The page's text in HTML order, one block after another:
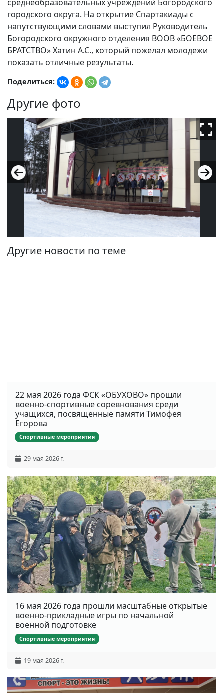
среднеобразовательных учреждений Богородского
городского округа. На открытие Спартакиады с
напутствующими словами выступил Руководитель
Богородского окружного отделения ВООВ «БОЕВОЕ
БРАТСТВО» Хатин А.С., который пожелал молодежи
показать отличные результаты.
Поделиться:
Другие фото
Другие новости по теме
22 мая 2026 года ФСК «ОБУХОВО» прошли
военно-спортивные соревнования среди
учащихся, посвященные памяти Тимофея
Егорова
Спортивные мероприятия
29 мая 2026 г.
16 мая 2026 года прошли масштабные открытые
военно-прикладные игры по начальной
военной подготовке
Спортивные мероприятия
19 мая 2026 г.